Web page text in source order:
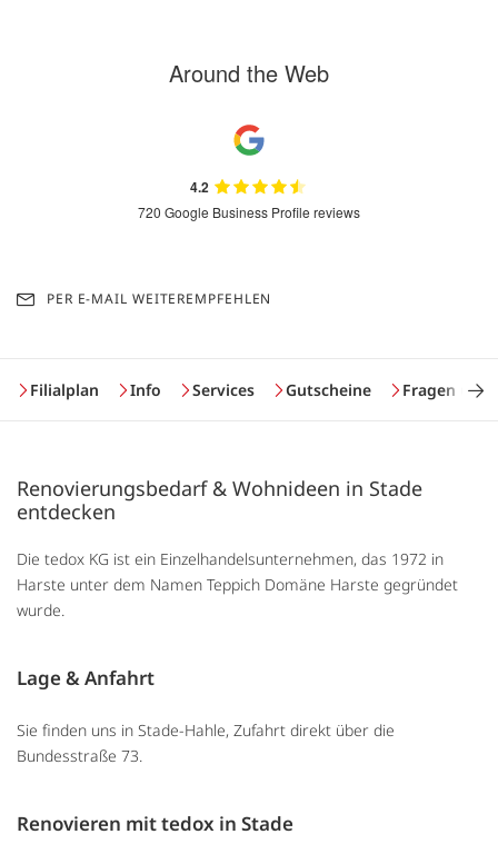
Around the Web
4.2
720 Google Business Profile reviews
PER E-MAIL WEITEREMPFEHLEN
Renovierungsbedarf & Wohnideen in Stade
entdecken
Die tedox KG ist ein Einzelhandelsunternehmen, das 1972 in
Harste unter dem Namen Teppich Domäne Harste gegründet
wurde.
Lage & Anfahrt
Sie finden uns in Stade-Hahle, Zufahrt direkt über die
Bundesstraße 73.
Renovieren mit tedox in Stade
Filialplan Info Services Gutscheine Fragen